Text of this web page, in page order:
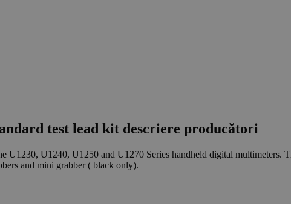
test lead kit descriere producători
U1240, U1250 and U1270 Series handheld digital multimeters.
and mini grabber ( black only).